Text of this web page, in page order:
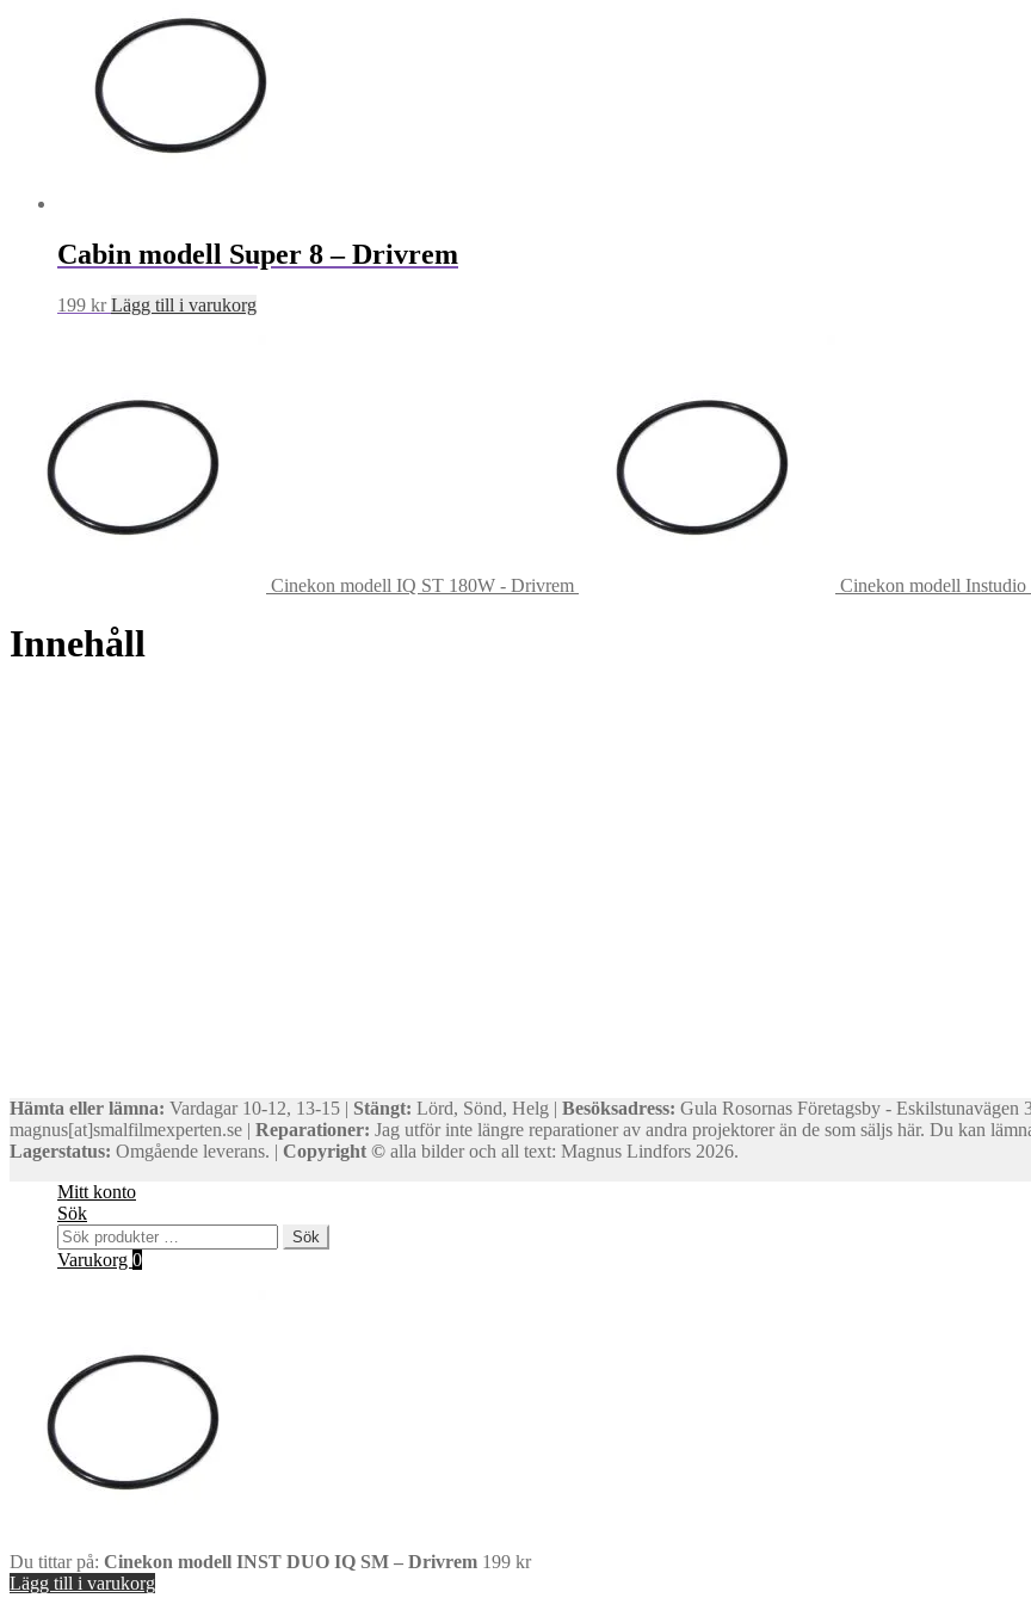
Cabin modell Super 8 – Drivrem
199 kr Lägg till i varukorg
Cinekon modell IQ ST 180W - Drivrem Cinekon modell
Innehåll
Hämta eller lämna: Vardagar 10-12, 13-15 | Stängt: Lörd, Sönd, Helg | Besöksadress: Gula Rosornas Företagsby - Eskilstunavägen
magnus[at]smalfilmexperten.se | Reparationer: Jag utför inte längre reparationer av andra projektorer än de som säljs här. Du kan
Lagerstatus: Omgående leverans. | Copyright © alla bilder och all text: Magnus Lindfors 2026.
Mitt konto
Sök
Sök
efter:
Sök
Varukorg 0
Du tittar på: Cinekon modell INST DUO IQ SM – Drivrem 199 kr
Lägg till i varukorg